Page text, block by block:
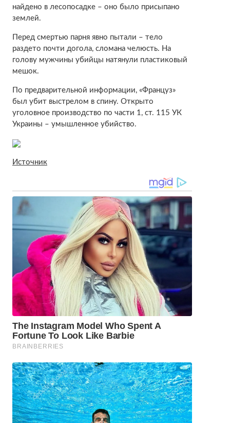
найдено в лесопосадке – оно было присыпано
землей.
Перед смертью парня явно пытали – тело
раздето почти догола, сломана челюсть. На
голову мужчины убийцы натянули пластиковый
мешок.
По предварительной информации, «Француз»
был убит выстрелом в спину. Открыто
уголовное производство по части 1, ст. 115 УК
Украины – умышленное убийство.
Источник